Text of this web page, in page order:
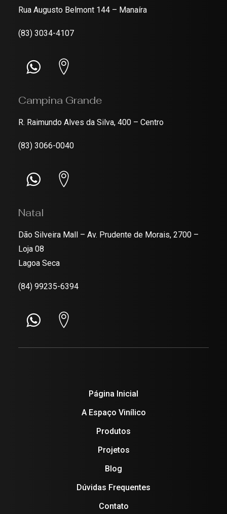
Rua Augusto Belmont 144 – Manaíra
(83) 3034-4107
Campina Grande
R. Raimundo Alves da Silva, 400 – Centro
(83) 3066-0040
Natal
Dão Silveira Mall – Av. Prudente de Morais, 2700 –
Loja 08
Lagoa Seca
(84) 99235-6394
Página Inicial
A Espaço Vinílico
Produtos
Projetos
Blog
Dúvidas Frequentes
Contato